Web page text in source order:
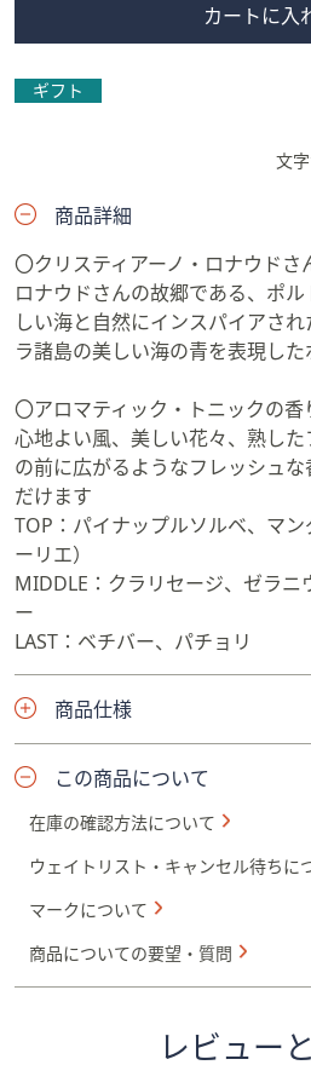
カートに入
ギフト
文
商品詳細
〇クリスティアーノ・ロナウドさ
ロナウドさんの故郷である、ポ
しい海と自然にインスパイアさ
ラ諸島の美しい海の青を表現し
〇アロマティック・トニックの香
心地よい風、美しい花々、熟し
の前に広がるようなフレッシュ
だけます
TOP：パイナップルソルベ、マ
ーリエ）
MIDDLE：クラリセージ、ゼラニ
ー
LAST：ベチバー、パチョリ
商品仕様
この商品について
在庫の確認方法について
ウェイトリスト・キャンセル待ちに
マークについて
商品についての要望・質問
レビュー